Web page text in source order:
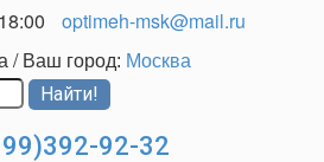
optimeh-msk@mail.ru
/ Ваш город: Москва
92-32